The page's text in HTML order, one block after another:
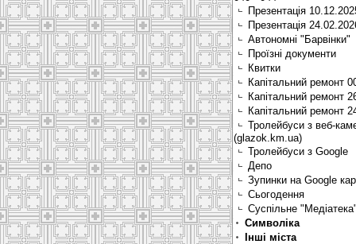
Презентація
Презентація
Автономні "Барвінки"
Проїзні документи
Квитки
Капітальний ремонт
Капітальний ремонт
Капітальний ремонт
Тролейбуси з веб-
(glazok.km.ua)
Тролейбуси з Google
Депо
Зупинки на Google
Сьогодення
Суспільне "Медіатека"
Символіка
Інші міста